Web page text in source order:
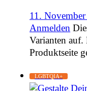
11.
Anmelden
Varianten
Produktseite
LGBTQIA+